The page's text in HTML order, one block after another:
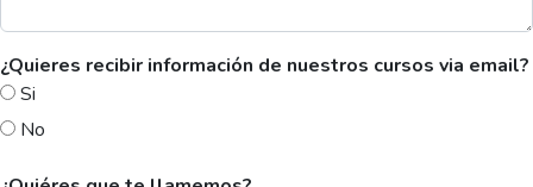
¿Quieres recibir información de nuestros cursos via email?
Si
No